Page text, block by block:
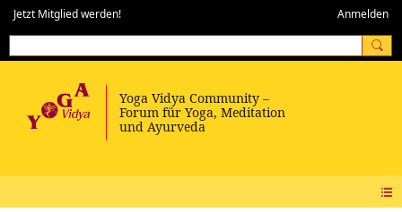
Jetzt Mitglied werden! Anmelden